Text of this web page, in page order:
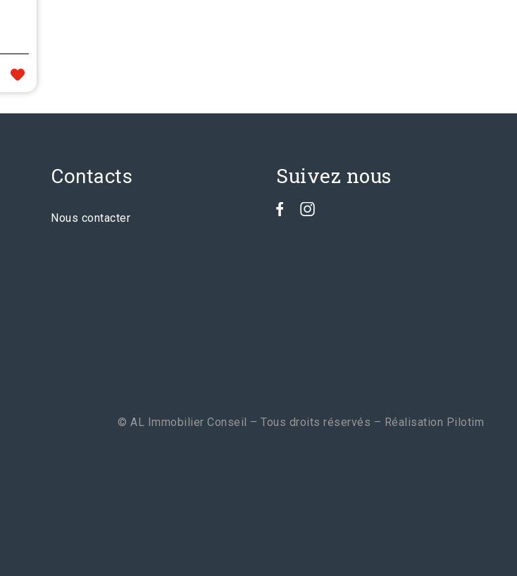
Contacts
Nous contacter
Suivez nous
© AL Immobilier Conseil – Tous droits réservés – Réalisation Pilotim